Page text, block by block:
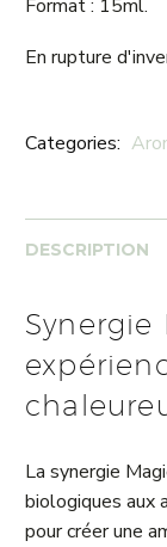
Format : 15ml.
En rupture
Categories:
DESCRIPTION
Synergie
La synergie
biologiques aux
pour créer une